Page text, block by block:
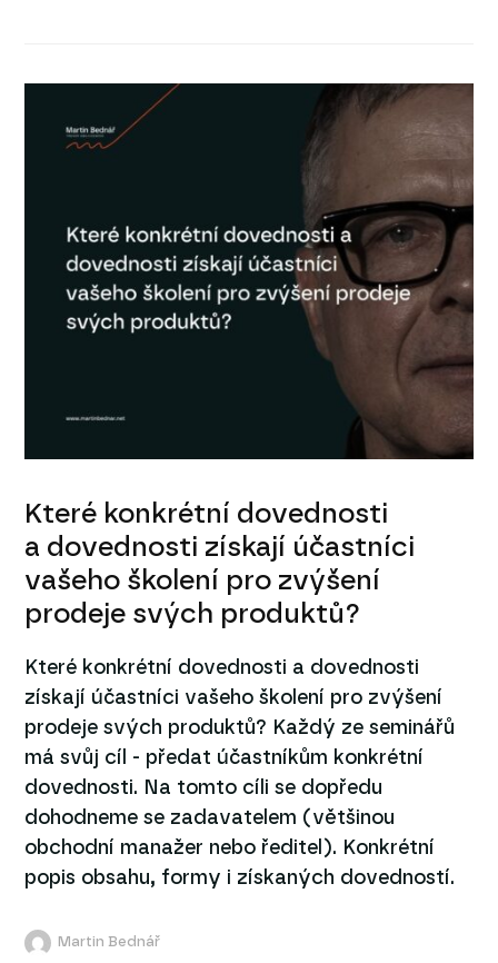
Které konkrétní dovednosti
a dovednosti získají účastníci
vašeho školení pro zvýšení
prodeje svých produktů?
Které konkrétní dovednosti a dovednosti
získají účastníci vašeho školení pro zvýšení
prodeje svých produktů? Každý ze seminářů
má svůj cíl - předat účastníkům konkrétní
dovednosti. Na tomto cíli se dopředu
dohodneme se zadavatelem (většinou
obchodní manažer nebo ředitel). Konkrétní
popis obsahu, formy i získaných dovedností.
Martin Bednář